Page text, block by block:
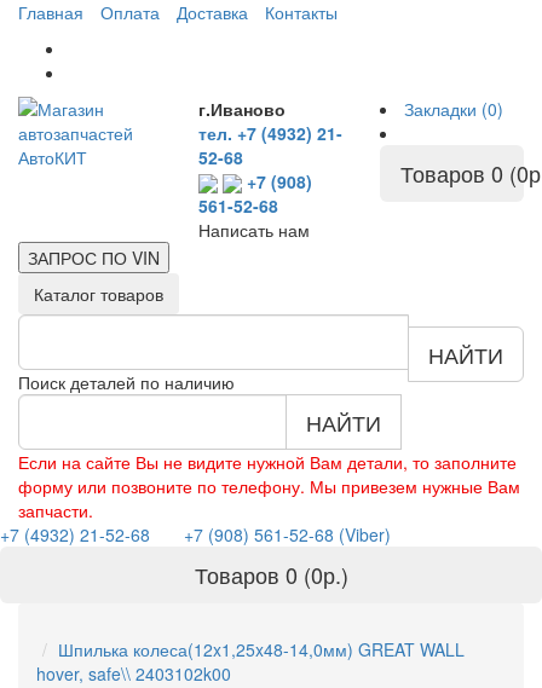
Главная Оплата Доставка Контакты
г.Иваново
тел. +7 (4932) 21-
52-68
+7 (908)
561-52-68
Написать нам
Закладки (0)
Товаров 0
ЗАПРОС ПО VIN
Каталог товаров
Поиск деталей по наличию
НАЙТИ
НАЙТИ
Если на сайте Вы не видите нужной Вам детали, то заполните
форму или позвоните по телефону. Мы привезем нужные Вам
запчасти.
+7 (4932) 21-52-68
+7 (908) 561-52-68 (Viber)
Товаров 0 (0р.)
Шпилька колеса(12x1,25x48-14,0мм) GREAT WALL
hover, safe\\ 2403102k00